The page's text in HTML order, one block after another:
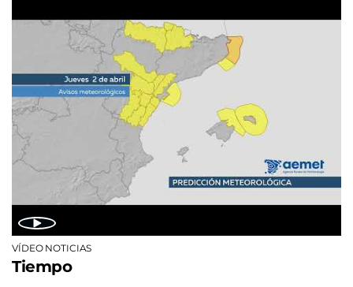
VÍDEO NOTICIAS
Tiempo